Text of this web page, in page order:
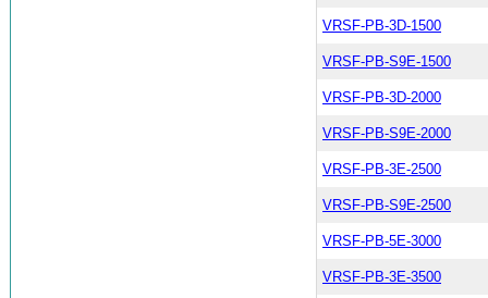
VRSF-PB-3D-1500
VRSF-PB-S9E-1500
VRSF-PB-3D-2000
VRSF-PB-S9E-2000
VRSF-PB-3E-2500
VRSF-PB-S9E-2500
VRSF-PB-5E-3000
VRSF-PB-3E-3500